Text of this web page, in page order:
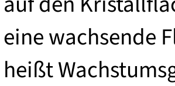
eine wachsende
heißt